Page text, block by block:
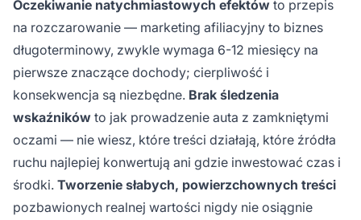
Oczekiwanie natychmiastowych efektów to przepis
na rozczarowanie — marketing afiliacyjny to biznes
długoterminowy, zwykle wymaga 6-12 miesięcy na
pierwsze znaczące dochody; cierpliwość i
konsekwencja są niezbędne. Brak śledzenia
wskaźników to jak prowadzenie auta z zamkniętymi
oczami — nie wiesz, które treści działają, które źródła
ruchu najlepiej konwertują ani gdzie inwestować czas i
środki. Tworzenie słabych, powierzchownych treści
pozbawionych realnej wartości nigdy nie osiągnie